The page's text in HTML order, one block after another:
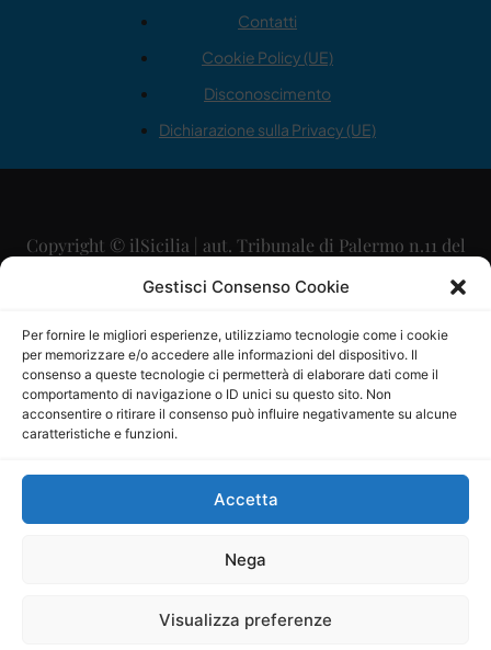
Gestisci Consenso Cookie
Per fornire le migliori esperienze, utilizziamo tecnologie come i cookie
per memorizzare e/o accedere alle informazioni del dispositivo. Il
consenso a queste tecnologie ci permetterà di elaborare dati come il
comportamento di navigazione o ID unici su questo sito. Non
acconsentire o ritirare il consenso può influire negativamente su alcune
caratteristiche e funzioni.
Accetta
Nega
Visualizza preferenze
Contatti
Cookie Policy (UE)
Disconoscimento
Dichiarazione sulla Privacy (UE)
Copyright © ilSicilia | aut. Tribunale di Palermo n.11 del
29/09/2015
Direttore Editoriale: Maurizio Scaglione
Direttore Responsabile: Maria Calabrese
P.IVA: 06334930820
Mercurio Comunicazione Società Cooperativa a r.l. è
iscritta al Registro degli Operatori di Comunicazione al
Sito gestito daLa Digitale srl–info@ladigitale.it